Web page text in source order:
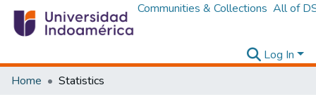
Communities & Collections All of
Log In
Home
Statistics